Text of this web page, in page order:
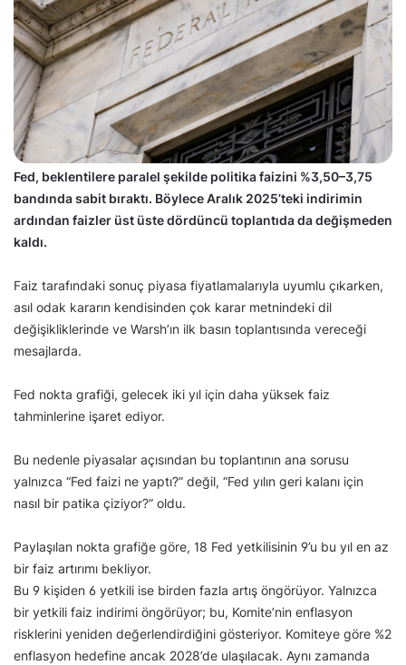
Fed, beklentilere paralel şekilde politika faizini %3,50–3,75
bandında sabit bıraktı. Böylece Aralık 2025’teki indirimin
ardından faizler üst üste dördüncü toplantıda da değişmeden
kaldı.
Faiz tarafındaki sonuç piyasa fiyatlamalarıyla uyumlu çıkarken,
asıl odak kararın kendisinden çok karar metnindeki dil
değişikliklerinde ve Warsh’ın ilk basın toplantısında vereceği
mesajlarda.
Fed nokta grafiği, gelecek iki yıl için daha yüksek faiz
tahminlerine işaret ediyor.
Bu nedenle piyasalar açısından bu toplantının ana sorusu
yalnızca “Fed faizi ne yaptı?” değil, “Fed yılın geri kalanı için
nasıl bir patika çiziyor?” oldu.
Paylaşılan nokta grafiğe göre, 18 Fed yetkilisinin 9’u bu yıl en az
bir faiz artırımı bekliyor.
Bu 9 kişiden 6 yetkili ise birden fazla artış öngörüyor. Yalnızca
bir yetkili faiz indirimi öngörüyor; bu, Komite’nin enflasyon
risklerini yeniden değerlendirdiğini gösteriyor. Komiteye göre %2
enflasyon hedefine ancak 2028’de ulaşılacak. Aynı zamanda